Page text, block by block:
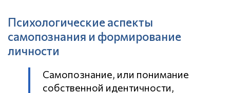
Психологические аспекты
самопознания и формирование
личности
Самопознание, или понимание
собственной идентичности,